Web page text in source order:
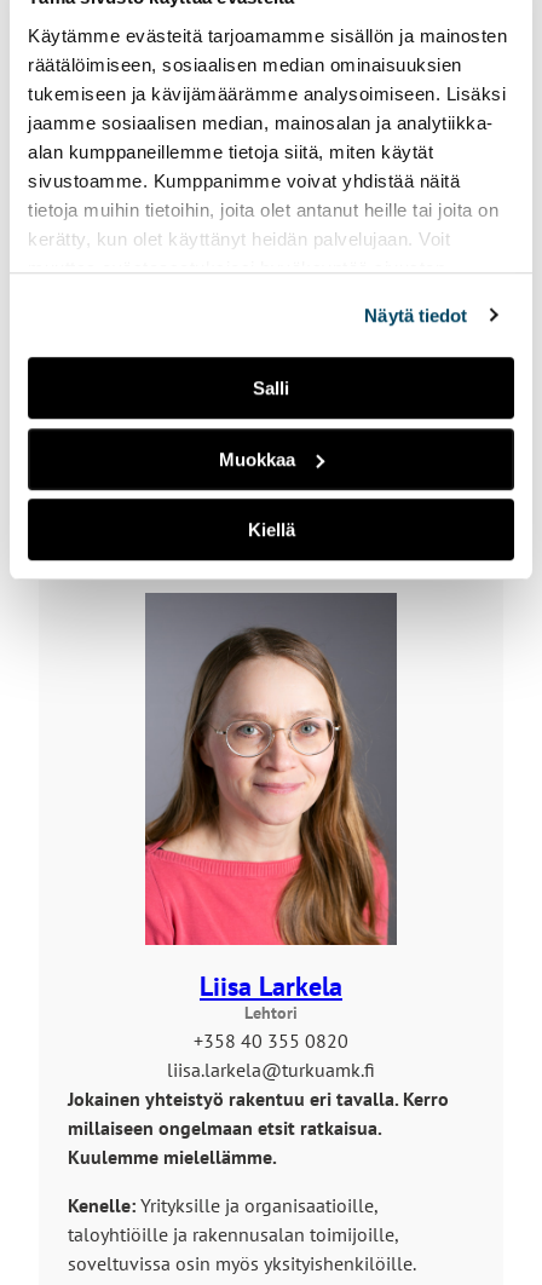
Käytämme evästeitä tarjoamamme sisällön ja mainosten
räätälöimiseen, sosiaalisen median ominaisuuksien
tukemiseen ja kävijämäärämme analysoimiseen. Lisäksi
jaamme sosiaalisen median, mainosalan ja analytiikka-
alan kumppaneillemme tietoja siitä, miten käytät
sivustoamme. Kumppanimme voivat yhdistää näitä
tietoja muihin tietoihin, joita olet antanut heille tai joita on
kerätty, kun olet käyttänyt heidän palvelujaan. Voit
muuttaa evästeasetuksiesi hyväksyntää sivuston
Näytä tiedot
Salli
Muokkaa
Kiellä
Maarit Järvinen
Lehtori, Koulutusvastaava
+358 50 598 5912
maarit.jarvinen@turkuamk.fi
Maalaboratorioon liittyvät yhteydenotot
Liisa Larkela
Lehtori
+358 40 355 0820
liisa.larkela@turkuamk.fi
Jokainen yhteistyö rakentuu eri tavalla. Kerro
millaiseen ongelmaan etsit ratkaisua.
Kuulemme mielellämme.
Kenelle: Yrityksille ja organisaatioille,
taloyhtiöille ja rakennusalan toimijoille,
soveltuvissa osin myös yksityishenkilöille.